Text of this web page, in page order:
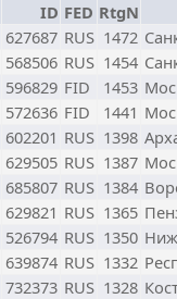
ID FED RtgN
627687 RUS 1472
568506 RUS 1454
596829 FID 1453
572636 FID 1441
602201 RUS 1398
629505 RUS 1387
685807 RUS 1384
629821 RUS 1365
526794 RUS 1350
639874 RUS 1332
732373 RUS 1328